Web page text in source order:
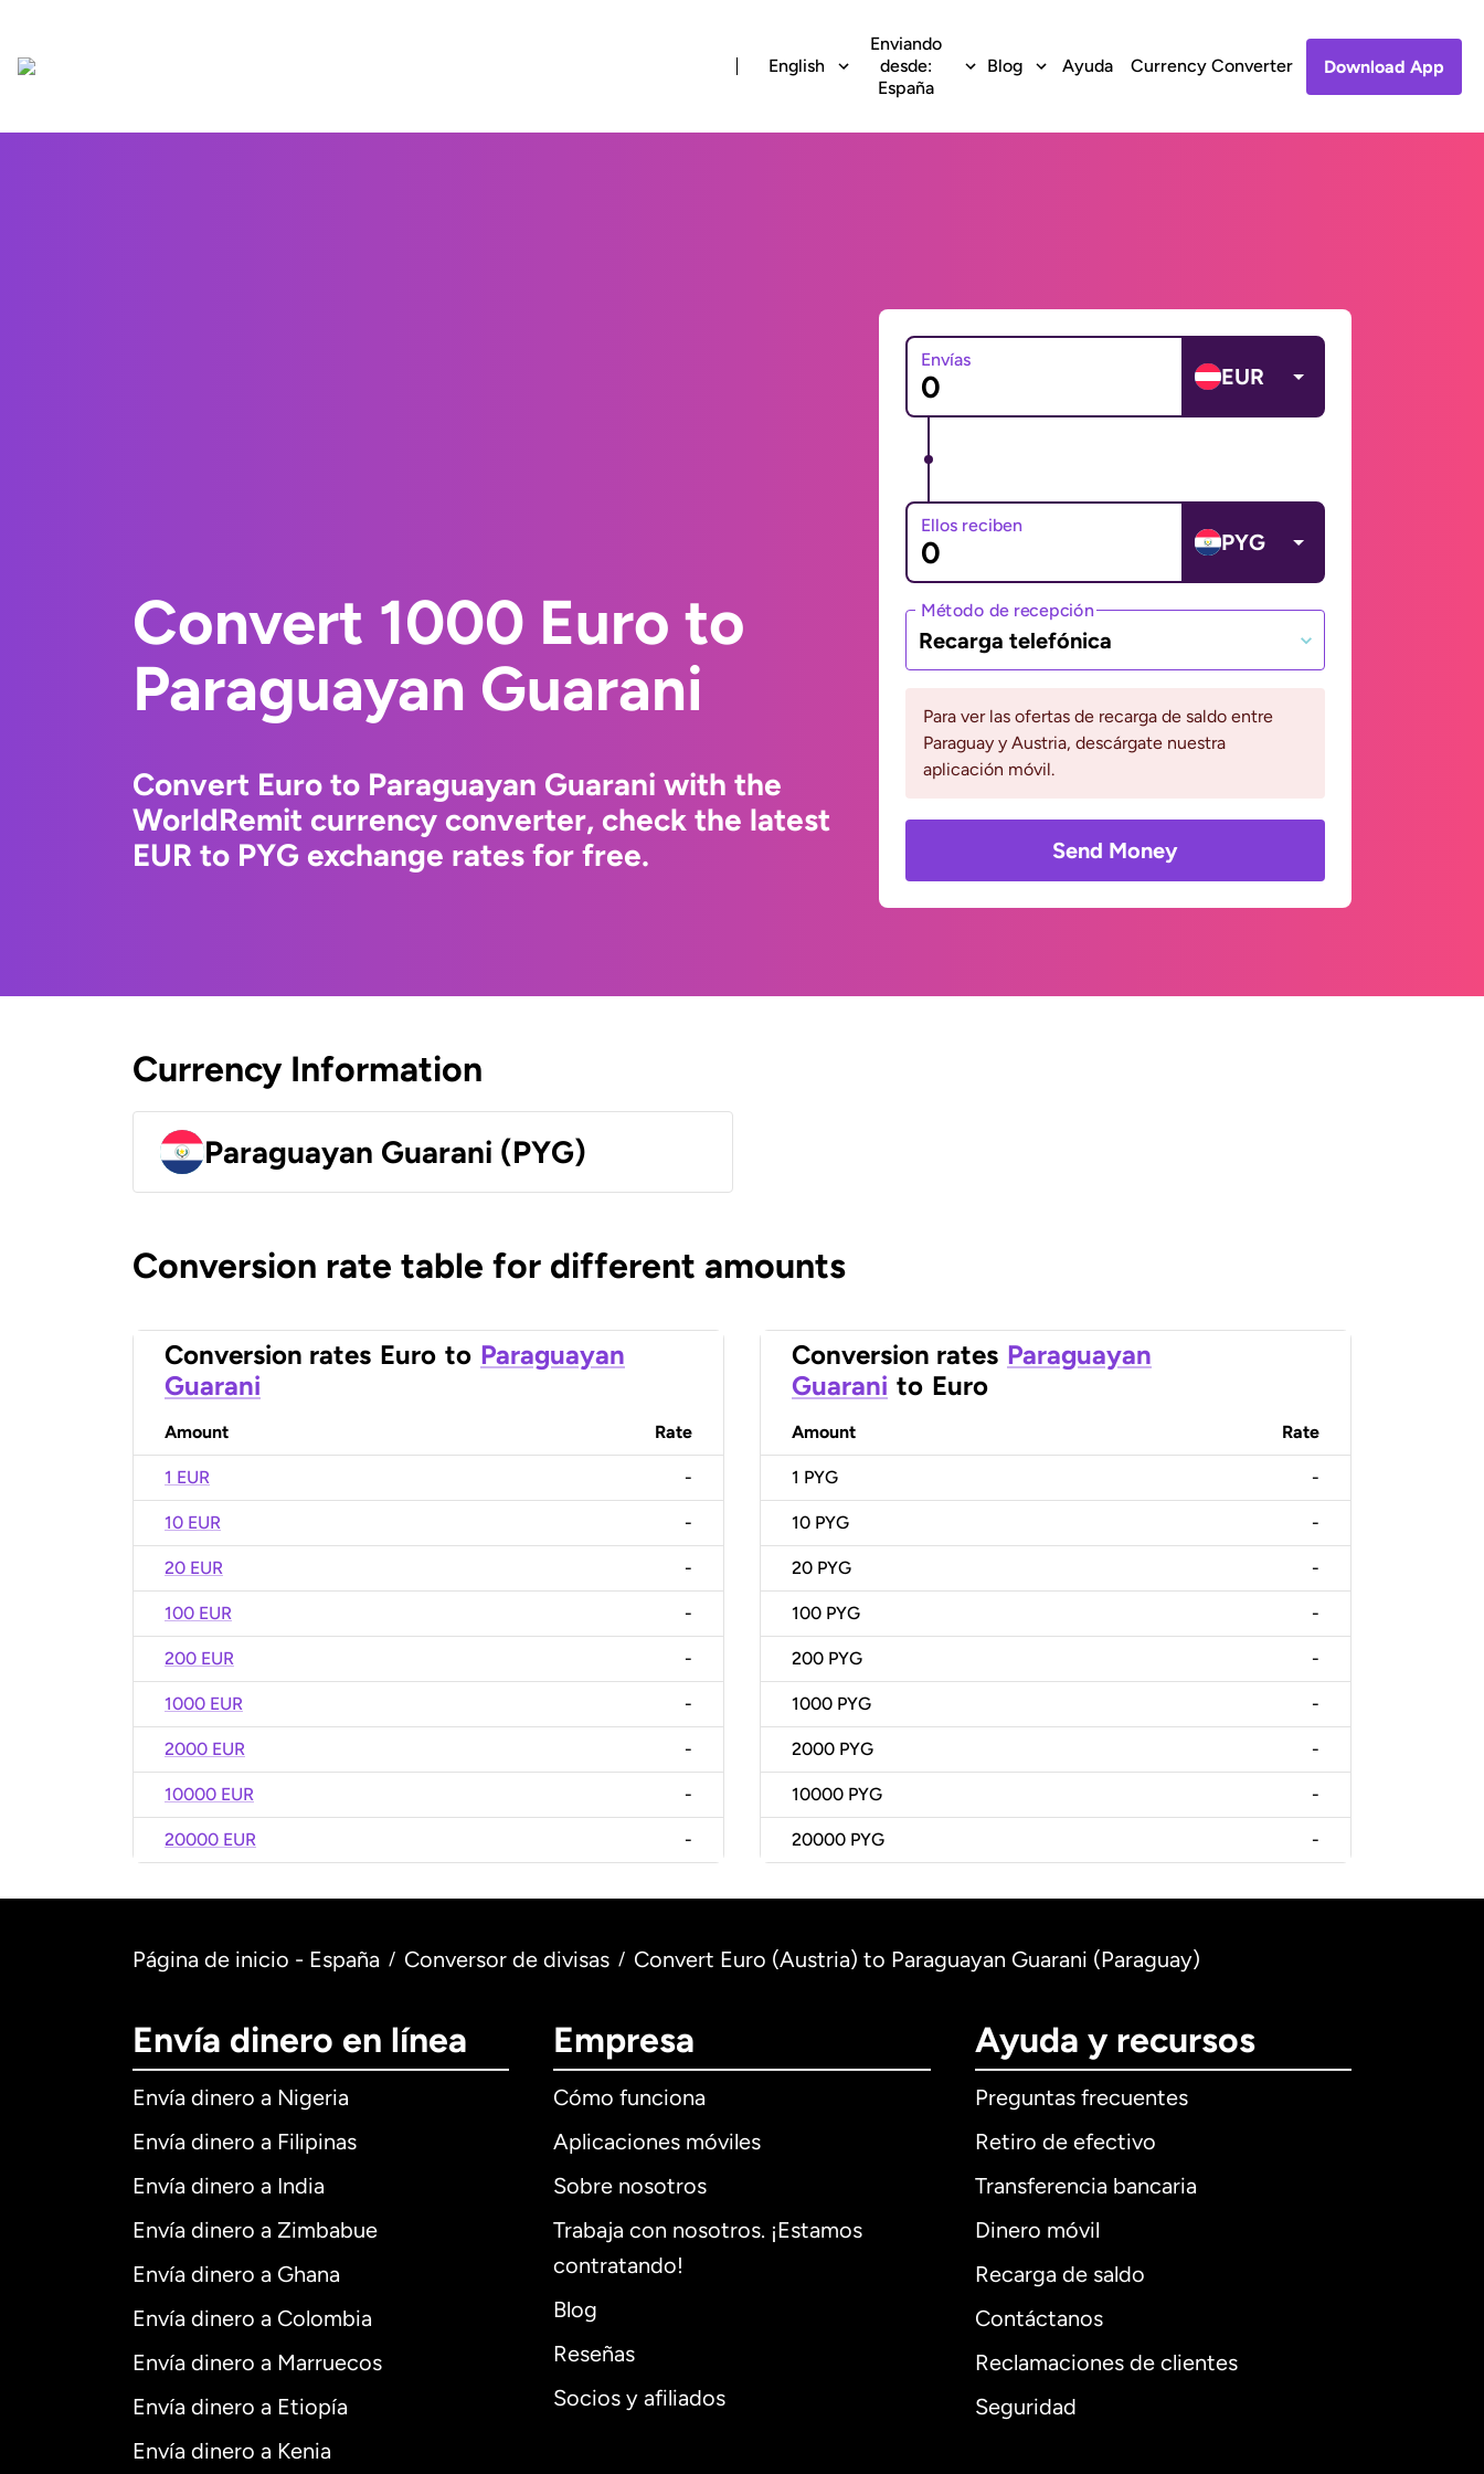
English
Enviando
desde:
España
Blog Ayuda Currency Converter Download App
Convert 1000 Euro to
Paraguayan Guarani
Convert Euro to Paraguayan Guarani with the
WorldRemit currency converter, check the latest
EUR to PYG exchange rates for free.
Envías
EUR
Ellos reciben
PYG
Método de recepción
Recarga telefónica
Para ver las ofertas de recarga de saldo entre
Paraguay y Austria, descárgate nuestra
aplicación móvil.
Send Money
Currency Information
Paraguayan Guarani (PYG)
Conversion rate table for different amounts
Conversion rates Euro to Paraguayan
Guarani
Amount Rate
1 EUR -
10 EUR -
20 EUR -
100 EUR -
200 EUR -
1000 EUR -
2000 EUR -
10000 EUR -
20000 EUR -
Conversion rates Paraguayan
Guarani to Euro
Amount Rate
1 PYG -
10 PYG -
20 PYG -
100 PYG -
200 PYG -
1000 PYG -
2000 PYG -
10000 PYG -
20000 PYG -
Página de inicio - España / Conversor de divisas / Convert Euro (Austria) to Paraguayan Guarani (Paraguay)
Envía dinero en línea
Envía dinero a Nigeria
Envía dinero a Filipinas
Envía dinero a India
Envía dinero a Zimbabue
Envía dinero a Ghana
Envía dinero a Colombia
Envía dinero a Marruecos
Envía dinero a Etiopía
Envía dinero a Kenia
Empresa
Cómo funciona
Aplicaciones móviles
Sobre nosotros
Trabaja con nosotros. ¡Estamos
contratando!
Blog
Reseñas
Socios y afiliados
Ayuda y recursos
Preguntas frecuentes
Retiro de efectivo
Transferencia bancaria
Dinero móvil
Recarga de saldo
Contáctanos
Reclamaciones de clientes
Seguridad